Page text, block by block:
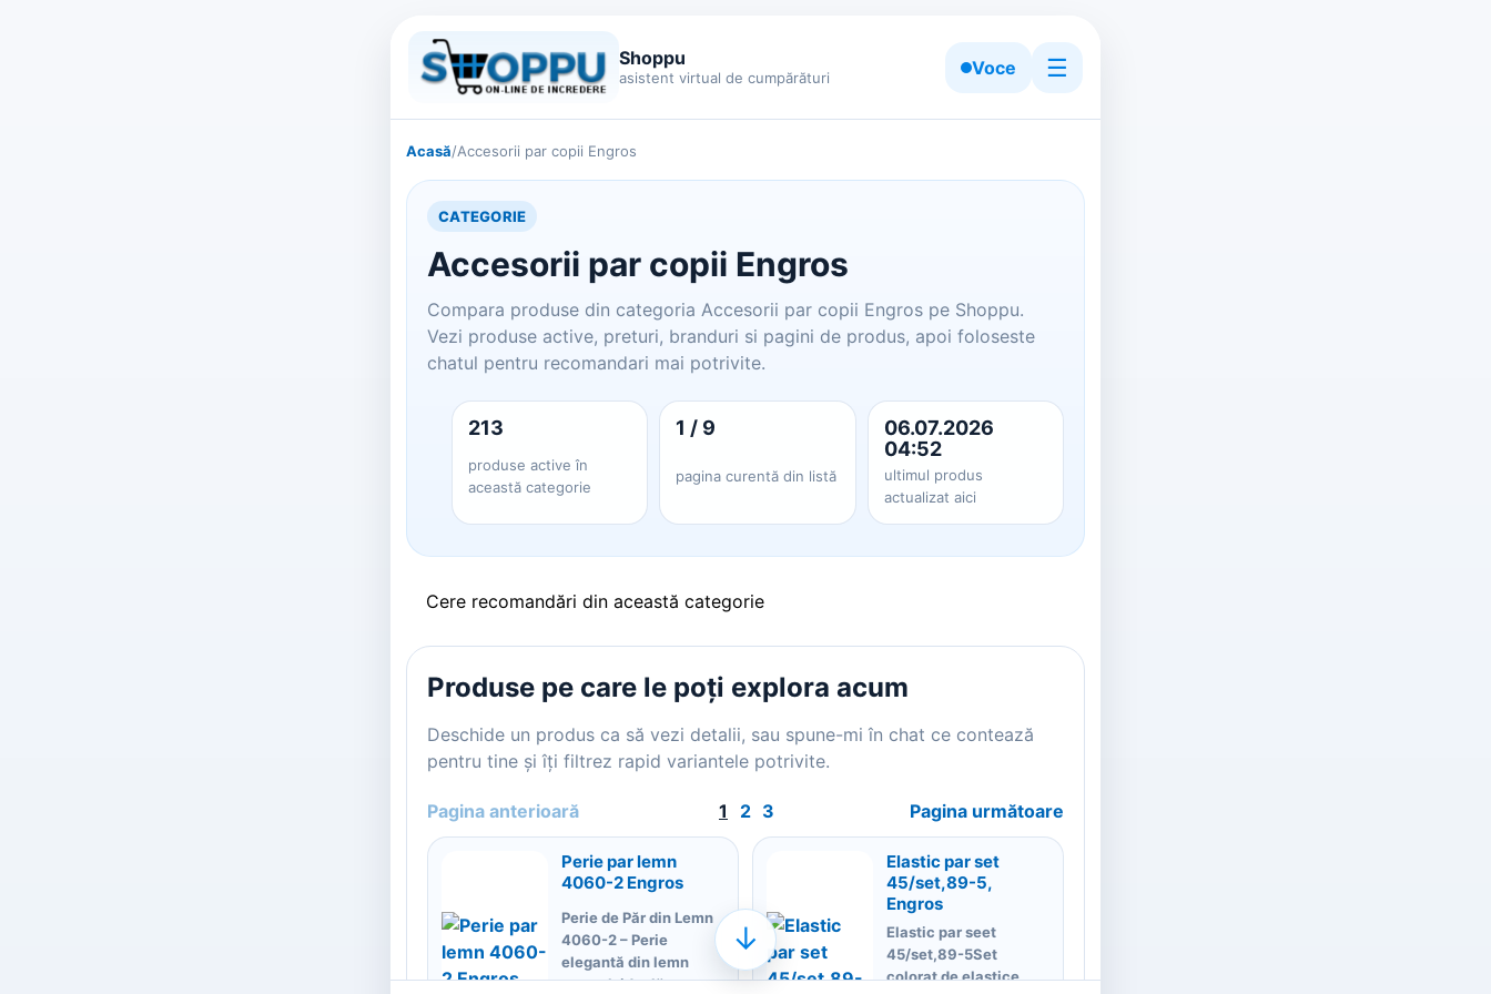
Shoppu
asistent virtual de cumpărături Voce ☰
Acasă/Accesorii par copii Engros
CATEGORIE
Accesorii par copii Engros
Compara produse din categoria Accesorii par copii Engros pe Shoppu.
Vezi produse active, preturi, branduri si pagini de produs, apoi foloseste
chatul pentru recomandari mai potrivite.
213
produse active în
această categorie
1 / 9
pagina curentă din listă
06.07.2026
04:52
ultimul produs
actualizat aici
Cere recomandări din această categorie
Produse pe care le poți explora acum
Deschide un produs ca să vezi detalii, sau spune-mi în chat ce contează
pentru tine și îți filtrez rapid variantele potrivite.
Pagina anterioară 1 2 3 Pagina următoare
Perie par lemn
4060-2 Engros
Perie de Păr din Lemn
4060-2 – Perie
elegantă din lemn
natural, ideală pentru
Elastic par set
45/set,89-5,
Engros
Elastic par seet
45/set,89-5Set
colorat de elastice
↓